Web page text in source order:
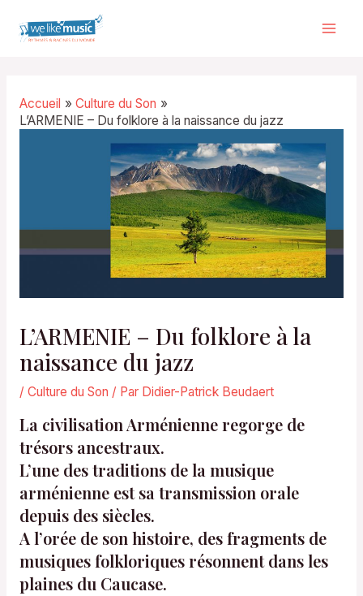
Accueil
Culture du Son
L’ARMENIE – Du folklore à la naissance du jazz
L’ARMENIE – Du folklore à la
naissance du jazz
/ Culture du Son / Par Didier-Patrick Beudaert
La civilisation Arménienne regorge de
trésors ancestraux.
L’une des traditions de la musique
arménienne est sa transmission orale
depuis des siècles.
A l’orée de son histoire, des fragments de
musiques folkloriques résonnent dans les
plaines du Caucase.